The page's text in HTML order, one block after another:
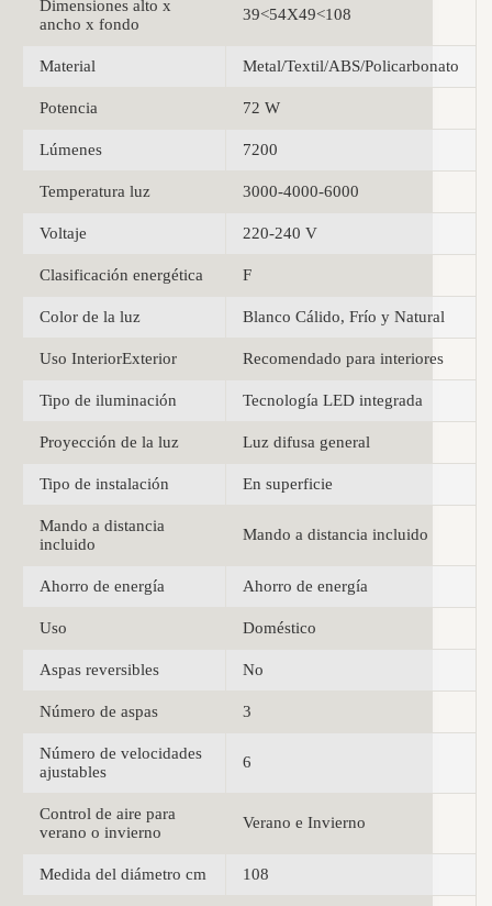
Dimensiones alto x
ancho x fondo
39<54X49<108
Material Metal/Textil/ABS/Policarbonato
Potencia 72 W
Lúmenes 7200
Temperatura luz 3000-4000-6000
Voltaje 220-240 V
Clasificación energética F
Color de la luz Blanco Cálido, Frío y Natural
Uso InteriorExterior Recomendado para interiores
Tipo de iluminación Tecnología LED integrada
Proyección de la luz Luz difusa general
Tipo de instalación En superficie
Mando a distancia
incluido
Mando a distancia incluido
Ahorro de energía Ahorro de energía
Uso Doméstico
Aspas reversibles No
Número de aspas 3
Número de velocidades
ajustables
6
Control de aire para
verano o invierno
Verano e Invierno
Medida del diámetro cm 108